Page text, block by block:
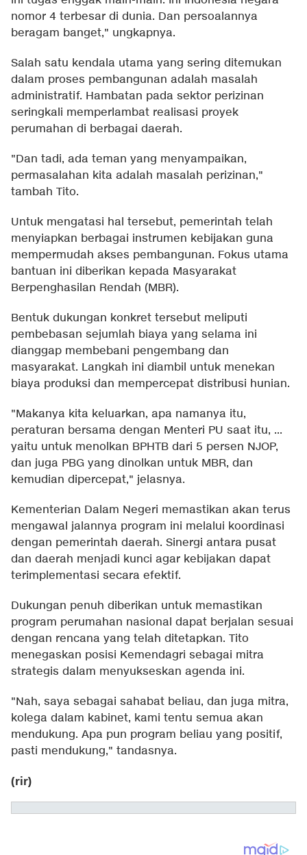
nomor 4 terbesar di dunia. Dan persoalannya
beragam banget," ungkapnya.
Salah satu kendala utama yang sering ditemukan
dalam proses pembangunan adalah masalah
administratif. Hambatan pada sektor perizinan
seringkali memperlambat realisasi proyek
perumahan di berbagai daerah.
"Dan tadi, ada teman yang menyampaikan,
permasalahan kita adalah masalah perizinan,"
tambah Tito.
Untuk mengatasi hal tersebut, pemerintah telah
menyiapkan berbagai instrumen kebijakan guna
mempermudah akses pembangunan. Fokus utama
bantuan ini diberikan kepada Masyarakat
Berpenghasilan Rendah (MBR).
Bentuk dukungan konkret tersebut meliputi
pembebasan sejumlah biaya yang selama ini
dianggap membebani pengembang dan
masyarakat. Langkah ini diambil untuk menekan
biaya produksi dan mempercepat distribusi hunian.
"Makanya kita keluarkan, apa namanya itu,
peraturan bersama dengan Menteri PU saat itu, ...
yaitu untuk menolkan BPHTB dari 5 persen NJOP,
dan juga PBG yang dinolkan untuk MBR, dan
kemudian dipercepat," jelasnya.
Kementerian Dalam Negeri memastikan akan terus
mengawal jalannya program ini melalui koordinasi
dengan pemerintah daerah. Sinergi antara pusat
dan daerah menjadi kunci agar kebijakan dapat
terimplementasi secara efektif.
Dukungan penuh diberikan untuk memastikan
program perumahan nasional dapat berjalan sesuai
dengan rencana yang telah ditetapkan. Tito
menegaskan posisi Kemendagri sebagai mitra
strategis dalam menyukseskan agenda ini.
"Nah, saya sebagai sahabat beliau, dan juga mitra,
kolega dalam kabinet, kami tentu semua akan
mendukung. Apa pun program beliau yang positif,
pasti mendukung," tandasnya.
(rir)